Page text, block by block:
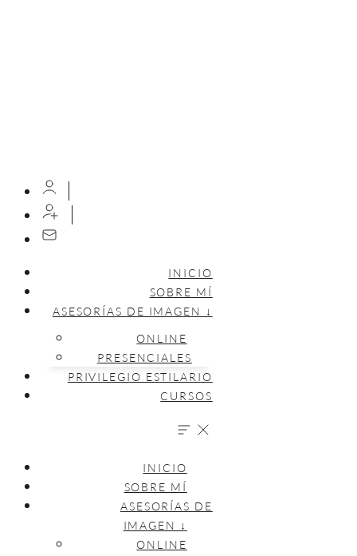
INICIO
SOBRE MÍ
ASESORÍAS DE IMAGEN ↓
ONLINE
PRESENCIALES
PRIVILEGIO ESTILARIO
CURSOS
INICIO
SOBRE MÍ
ASESORÍAS DE
IMAGEN ↓
ONLINE